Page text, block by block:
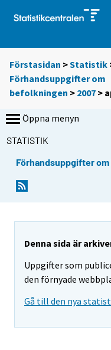
Förstasidan >Statistik
Förhandsuppgifter om
befolkningen > 2007 >
Öppna menyn
STATISTIK
Förhandsuppgifter
Denna sida är
Uppgifter som
den förnyade
Gå till den nya